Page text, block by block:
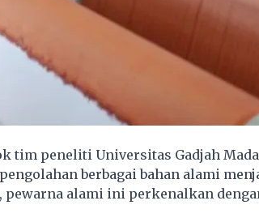
tim peneliti Universitas Gadjah
berbagai bahan alami
pewarna alami ini perkenalkan